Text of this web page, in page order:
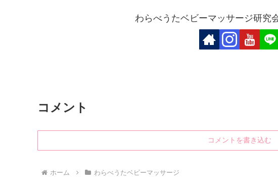
わらべうたベビーマッサージ研究
コメント
コメントを書き込む
ホーム わらべうたベビーマッサージ